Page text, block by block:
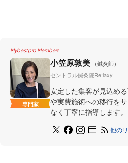
Mybestpro Members
専門家
小笠原敦美
（鍼灸師）
セントラル鍼灸院Re:laxy
安定した集客が見込め
や実費施術への移行を
なく丁寧に指導します。
他の